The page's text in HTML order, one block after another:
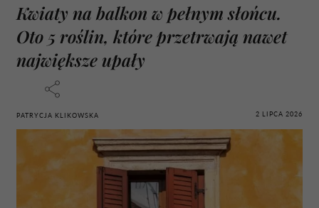
Kwiaty na balkon w pełnym słońcu.
Oto 5 roślin, które przetrwają nawet
największe upały
PATRYCJA KLIKOWSKA 2 LIPCA 2026